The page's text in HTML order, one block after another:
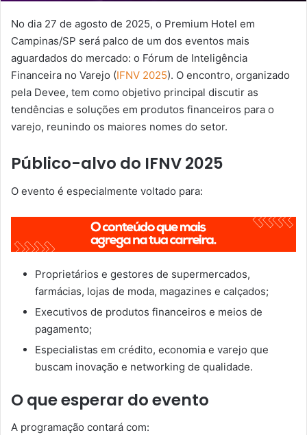
No dia 27 de agosto de 2025, o Premium Hotel em
Campinas/SP será palco de um dos eventos mais
aguardados do mercado: o Fórum de Inteligência
Financeira no Varejo (IFNV 2025). O encontro, organizado
pela Devee, tem como objetivo principal discutir as
tendências e soluções em produtos financeiros para o
varejo, reunindo os maiores nomes do setor.
Público-alvo do IFNV 2025
O evento é especialmente voltado para:
Proprietários e gestores de supermercados,
farmácias, lojas de moda, magazines e calçados;
Executivos de produtos financeiros e meios de
pagamento;
Especialistas em crédito, economia e varejo que
buscam inovação e networking de qualidade.
O que esperar do evento
A programação contará com: